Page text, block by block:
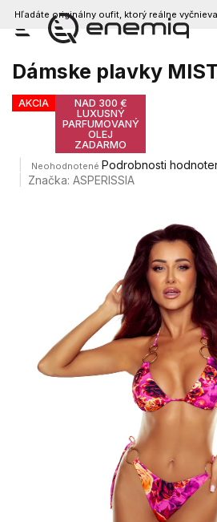
Prejsť
obsah
Hľadáte originálny oufit, ktorý reálne
Dámske plavky
AKCIA
NAD 300 €
LUXUSNÝ
PARFUMOVANÝ
OLEJ
ZADARMO
Priemerné
hodnotenie
Neohodnotené Podrobnosti
Značka:ASPERISSIA